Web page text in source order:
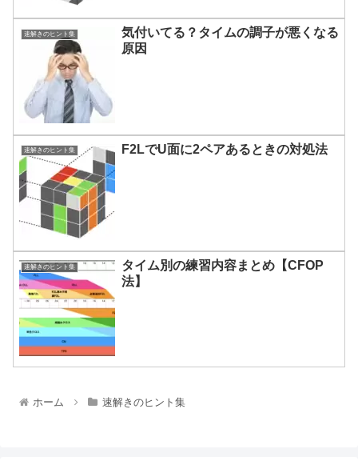
速解きのヒント集
気付いてる？タイムの調子が悪くなる
原因
速解きのヒント集 F2LでU面に2ペアあるときの対処法
速解きのヒント集
タイム別の練習内容まとめ【CFOP
法】
ホーム 速解きのヒント集